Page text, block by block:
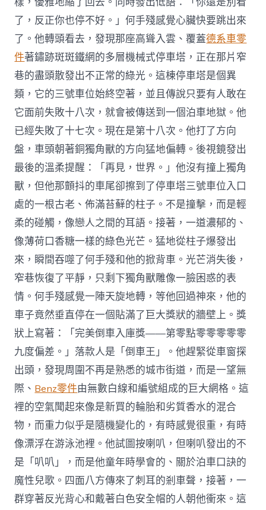
了，反正你也停不好。」何手殘感覺心臟快要跳出來
了。他轉頭看去，發現那座高聳入雲、覆蓋德系車零
件著鏽跡斑斑鐵網的多層機械式停車塔，正在那片窄
巷的盡頭散發出不正常的綠光。這棟停車塔是個異
類，它的三號車位始終空著，並且傳說只要有人敢在
它面前失敗十八次，就會被傳送到一個泊車地獄。他
已經失敗了十七次。現在是第十八次。他打了方向
盤，車頭朝著銅獨角獸的方向猛地偏轉。後視鏡發出
最後的溫柔提醒：「再見，世界。」他沒有撞上獨角
獸，但他那顫抖的車尾卻擦到了停車塔三號車位入口
處的一根古老、佈滿苔蘚的柱子。不是撞擊，而是輕
柔的碰觸，像戀人之間的耳語。接著，一道濃郁的、
像薄荷口香糖一樣的綠色光芒。猛地從柱子爆發出
來，瞬間吞噬了何手殘和他的掀背車。光芒消失後，
窄巷恢復了平靜，只剩下獨角獸雕像一臉困惑的表
情。何手殘感覺一陣天旋地轉，等他回過神來，他的
車子竟然垂直停在一個貼滿了巨大獎狀的牆壁上。獎
狀上寫著：「完美倒車入庫獎——第零點零零零零零
九度偏差。」落款人是「倒車王」。他趕緊從車窗探
出頭，發現周圍不再是熟悉的城市街道，而是一望無
際、 Benz零件由無數白線和編號組成的巨大網格。這
裡的空氣聞起來像是新買的輪胎和劣質香水的混合
物，而重力似乎是隨機變化的，有時感覺很重，有時
像漂浮在游泳池裡。他試圖按喇叭，但喇叭發出的不
是「叭叭」，而是他童年時學會的、關於泊車口訣的
魔性兒歌。四面八方傳來了刺耳的剎車聲，接著，一
群穿著反光背心和戴著白色安全帽的人朝他衝來。這